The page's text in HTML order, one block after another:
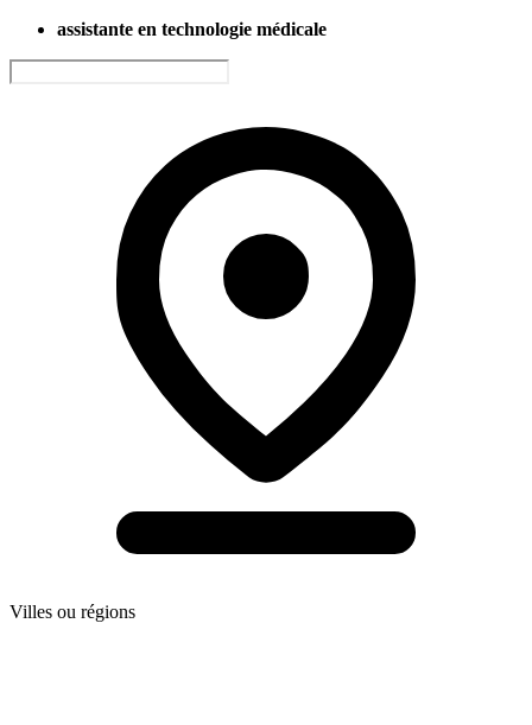
assistante en technologie médicale
Villes ou régions